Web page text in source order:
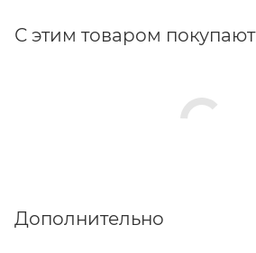
С этим товаром покупают
Дополнительно